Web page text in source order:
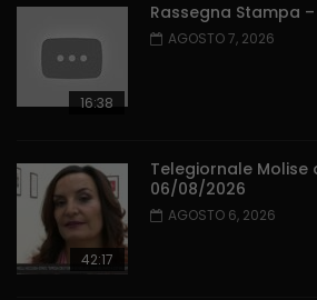
16:38
Rassegna Stampa
AGOSTO 7, 2026
42:17
Telegiornale Molise
06/08/2026
AGOSTO 6, 2026